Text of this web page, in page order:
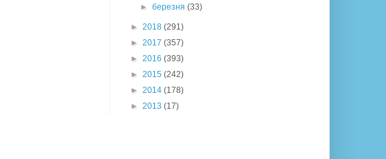
►березня(33)
► 2018 (291)
► 2017 (357)
► 2016 (393)
► 2015 (242)
► 2014 (178)
► 2013 (17)